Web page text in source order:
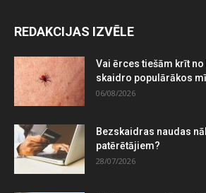
REDAKCIJAS IZVĒLE
Vai ērces tiešām krīt
skaidro populārākos
06/08/2026
Bezskaidras naudas
patērētājiem?
28/07/2026